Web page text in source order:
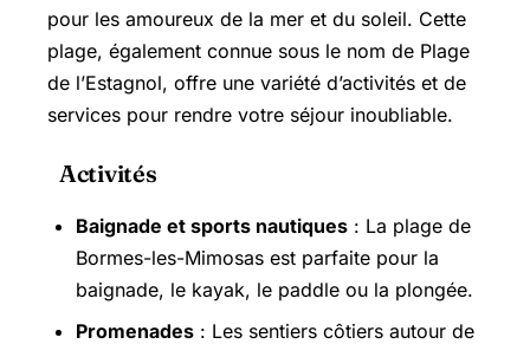
pour les amoureux de la mer et du soleil. Cette
plage, également connue sous le nom de Plage
de l’Estagnol, offre une variété d’activités et de
services pour rendre votre séjour inoubliable.
Activités
Baignade et sports nautiques : La plage de
Bormes-les-Mimosas est parfaite pour la
baignade, le kayak, le paddle ou la plongée.
Promenades : Les sentiers côtiers autour de